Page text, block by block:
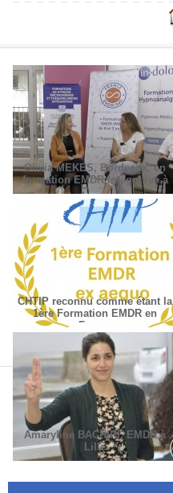
Olivia MEKES, Bordeaux, en
formation EMDR Intégrative à
Pari
CHTIP reconnu comme étant la
1ère Formation EMDR en
France
Amaryline BACHIRI, EMDR à
Lille